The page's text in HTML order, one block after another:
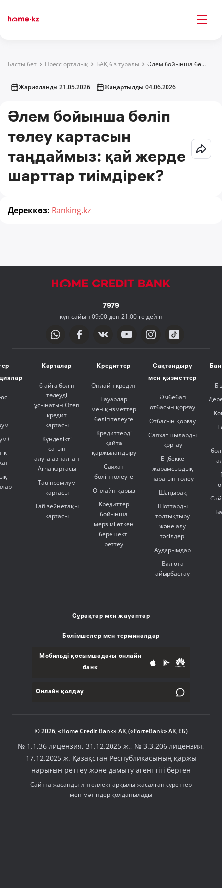
Басты бет Пресс орталық БАҚ біз туралы Әлем бойынша бөліп төлеу картасын таңдаймыз: қай жерде шарттар тиімдірек?
Жарияланды 21.05.2026 Жаңартылды 04.06.2026
Әлем бойынша бөліп
төлеу картасын
таңдаймыз: қай жерде
шарттар тиімдірек?
Дереккөз: Ranking.kz
7979
күн сайын 09:00-ден 21:00-ге дейін
Карталар
6 айға бөліп
төлеуді
ұсынатын Özen
кредит
картасы
Күнделікті
сатып
алуға арналған
Arna картасы
Tau премиум
картасы
Tañ зейнетақы
картасы
Кредиттер
Онлайн кредит
Тауарлар
мен қызметтер
бөліп төлеуге
Кредиттерді
қайта
қаржыландыру
Саяхат
бөліп төлеуге
Онлайн қарыз
Кредиттер
бойынша
мерзімі өткен
берешекті
реттеу
Сақтандыру
мен қызметтер
Әмбебап
отбасын қорғау
Отбасын қорғау
Саяхатшыларды
қорғау
Еңбекке
жарамсыздық
парағын төлеу
Шаңырақ
Шоттарды
толтықтыру
және алу
тәсілдері
Аударымдар
Валюта
айырбастау
Сұрақтар мен жауаптар
Бөлімшелер мен терминалдар
Мобильді қосымшадағы онлайн
банк
Онлайн қолдау
© 2026, «Home Credit Bank» АҚ («ForteBank» АҚ ЕБ)
№ 1.1.36 лицензия, 31.12.2025 ж., № 3.3.206 лицензия,
17.12.2025 ж. Қазақстан Республикасының қаржы
нарығын реттеу және дамыту агенттігі берген
Сайтта жасанды интеллект арқылы жасалған суреттер
мен мәтіндер қолданылады